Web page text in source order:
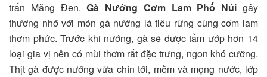
trấn Măng Đen.Gà Nướng Cơm Lam Phố Núigây
thương nhớ với món gà nướng lá tiêu rừng cùng cơm lam
thơm phức. Trước khi nướng, gà sẽ được tẩm ướp hơn 14
loại gia vị nên có mùi thơm rất đặc trưng, ngon khó cưỡng.
Thịt gà được nướng vừa chín tới, mềm và mọng nước, lớp